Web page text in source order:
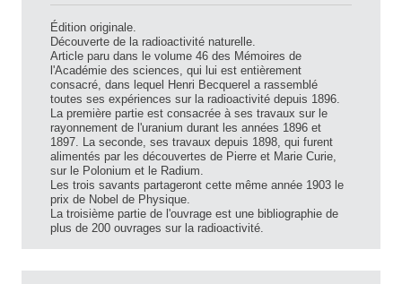
Édition originale.
Découverte de la radioactivité naturelle.
Article paru dans le volume 46 des Mémoires de
l'Académie des sciences, qui lui est entièrement
consacré, dans lequel Henri Becquerel a rassemblé
toutes ses expériences sur la radioactivité depuis 1896.
La première partie est consacrée à ses travaux sur le
rayonnement de l'uranium durant les années 1896 et
1897. La seconde, ses travaux depuis 1898, qui furent
alimentés par les découvertes de Pierre et Marie Curie,
sur le Polonium et le Radium.
Les trois savants partageront cette même année 1903 le
prix de Nobel de Physique.
La troisième partie de l'ouvrage est une bibliographie de
plus de 200 ouvrages sur la radioactivité.